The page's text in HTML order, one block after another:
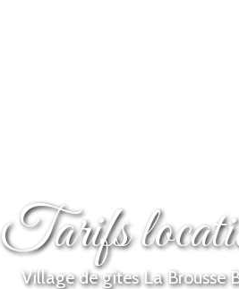
Tarifs
Village de gîtes La Brousse